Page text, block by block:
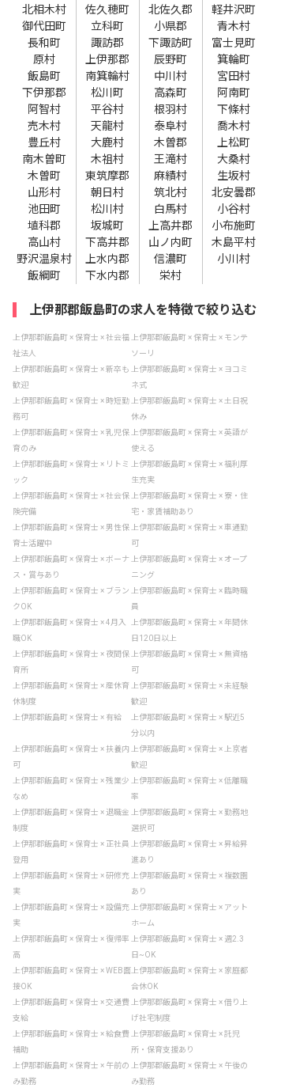
北相木村
佐久穂町 北佐久郡
軽井沢町
御代田町
立科町 小県郡
青木村
長和町
諏訪郡 下諏訪町
富士見町
原村
上伊那郡 辰野町
箕輪町
飯島町
南箕輪村 中川村
宮田村
下伊那郡
松川町 高森町
阿南町
阿智村
平谷村 根羽村
下條村
売木村
天龍村 泰阜村
喬木村
豊丘村
大鹿村 木曽郡
上松町
南木曽町
木祖村 王滝村
大桑村
木曽町
東筑摩郡 麻績村
生坂村
山形村
朝日村 筑北村
北安曇郡
池田町
松川村 白馬村
小谷村
埴科郡
坂城町 上高井郡
小布施町
高山村
下高井郡 山ノ内町
木島平村
野沢温泉村
上水内郡 信濃町
小川村
飯綱町
下水内郡 栄村
上伊那郡飯島町の求人を特徴で絞り込む
上伊那郡飯島町 × 保育士 × 社会福
祉法人
上伊那郡飯島町 × 保育士 × モンテ
ソーリ
上伊那郡飯島町 × 保育士 × 新卒も
歓迎
上伊那郡飯島町 × 保育士 × ヨコミ
ネ式
上伊那郡飯島町 × 保育士 × 時短勤
務可
上伊那郡飯島町 × 保育士 × 土日祝
休み
上伊那郡飯島町 × 保育士 × 乳児保
育のみ
上伊那郡飯島町 × 保育士 × 英語が
使える
上伊那郡飯島町 × 保育士 × リトミ
ック
上伊那郡飯島町 × 保育士 × 福利厚
生充実
上伊那郡飯島町 × 保育士 × 社会保
険完備
上伊那郡飯島町 × 保育士 × 寮・住
宅・家賃補助あり
上伊那郡飯島町 × 保育士 × 男性保
育士活躍中
上伊那郡飯島町 × 保育士 × 車通勤
可
上伊那郡飯島町 × 保育士 × ボーナ
ス・賞与あり
上伊那郡飯島町 × 保育士 × オープ
ニング
上伊那郡飯島町 × 保育士 × ブラン
クOK
上伊那郡飯島町 × 保育士 × 臨時職
員
上伊那郡飯島町 × 保育士 × 4月入
職OK
上伊那郡飯島町 × 保育士 × 年間休
日120日以上
上伊那郡飯島町 × 保育士 × 夜間保
育所
上伊那郡飯島町 × 保育士 × 無資格
可
上伊那郡飯島町 × 保育士 × 産休育
休制度
上伊那郡飯島町 × 保育士 × 未経験
歓迎
上伊那郡飯島町 × 保育士 × 有給
上伊那郡飯島町 × 保育士 × 駅近5
分以内
上伊那郡飯島町 × 保育士 × 扶養内
可
上伊那郡飯島町 × 保育士 × 上京者
歓迎
上伊那郡飯島町 × 保育士 × 残業少
なめ
上伊那郡飯島町 × 保育士 × 低離職
率
上伊那郡飯島町 × 保育士 × 退職金
制度
上伊那郡飯島町 × 保育士 × 勤務地
選択可
上伊那郡飯島町 × 保育士 × 正社員
登用
上伊那郡飯島町 × 保育士 × 昇給昇
進あり
上伊那郡飯島町 × 保育士 × 研修充
実
上伊那郡飯島町 × 保育士 × 複数園
あり
上伊那郡飯島町 × 保育士 × 設備充
実
上伊那郡飯島町 × 保育士 × アット
ホーム
上伊那郡飯島町 × 保育士 × 復帰率
高
上伊那郡飯島町 × 保育士 × 週2.3
日~OK
上伊那郡飯島町 × 保育士 × WEB面
接OK
上伊那郡飯島町 × 保育士 × 家庭都
合休OK
上伊那郡飯島町 × 保育士 × 交通費
支給
上伊那郡飯島町 × 保育士 × 借り上
げ社宅制度
上伊那郡飯島町 × 保育士 × 給食費
補助
上伊那郡飯島町 × 保育士 × 託児
所・保育支援あり
上伊那郡飯島町 × 保育士 × 午前の
み勤務
上伊那郡飯島町 × 保育士 × 午後の
み勤務